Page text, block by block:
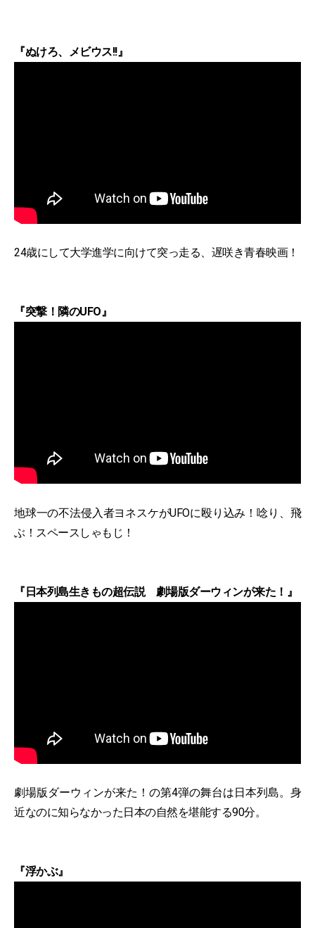
『ぬけろ、メビウス!!』
24歳にして大学進学に向けて突っ走る、遅咲き青春映画！
『突撃！隣のUFO』
地球一の不法侵入者ヨネスケがUFOに殴り込み！唸り、飛
ぶ！スペースしゃもじ！
『日本列島生きもの超伝説 劇場版ダーウィンが来た！』
劇場版ダーウィンが来た！の第4弾の舞台は日本列島。身
近なのに知らなかった日本の自然を堪能する90分。
『浮かぶ』